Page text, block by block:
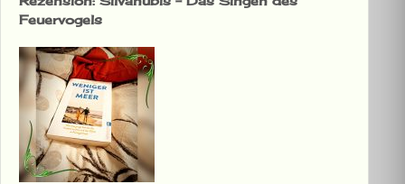
Feuervogels